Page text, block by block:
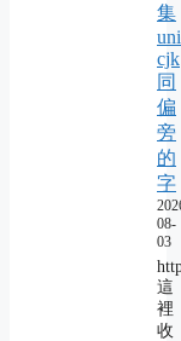
集
cjk
同
偏
旁
的
字
08-
03
這
裡
收